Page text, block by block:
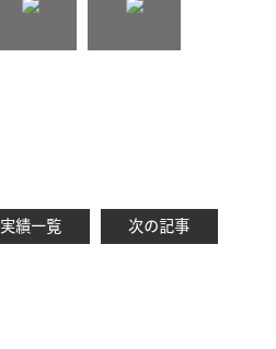
実績一覧 次の記事